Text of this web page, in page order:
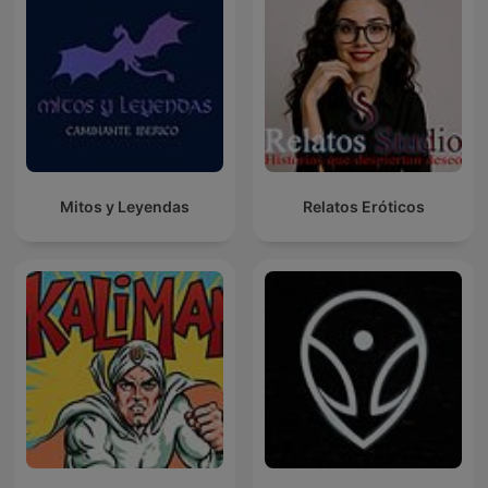
Mitos y Leyendas Relatos Eróticos